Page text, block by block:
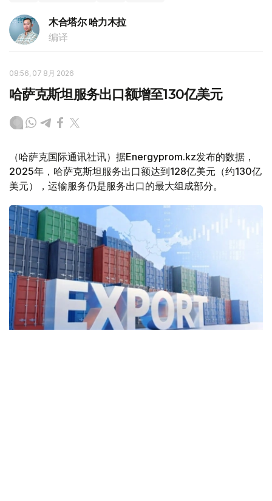
木合塔尔 哈力木拉
编译
08:56, 07 8月 2026
哈萨克斯坦服务出口额增至130亿美元
（哈萨克国际通讯社讯）据Energyprom.kz发布的数据，
2025年，哈萨克斯坦服务出口额达到128亿美元（约130亿
美元），运输服务仍是服务出口的最大组成部分。